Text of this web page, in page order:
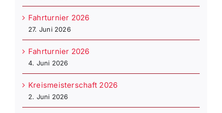
Fahrturnier 2026
27. Juni 2026
Fahrturnier 2026
4. Juni 2026
Kreismeisterschaft 2026
2. Juni 2026